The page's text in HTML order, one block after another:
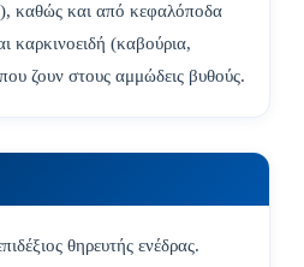
καθώς και από κεφαλόποδα
καρκινοειδή (καβούρια,
ζουν στους αμμώδεις βυθούς.
θηρευτής ενέδρας.